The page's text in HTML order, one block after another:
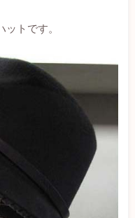
トです。